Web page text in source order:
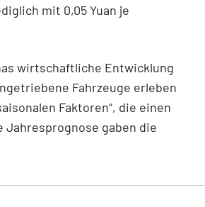
mit 0,05 Yuan je
wirtschaftliche Entwicklung
Fahrzeuge erleben
Faktoren“, die einen
Jahresprognose gaben die